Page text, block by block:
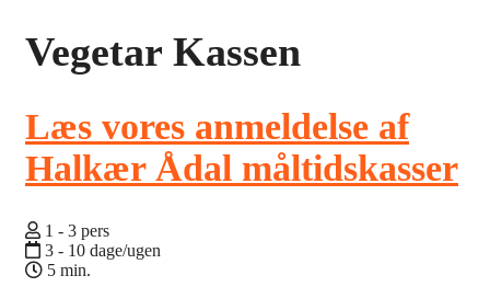
Vegetar Kassen
Læs vores anmeldelse af
Halkær Ådal måltidskasser
1 - 3 pers
3 - 10 dage/ugen
5 min.